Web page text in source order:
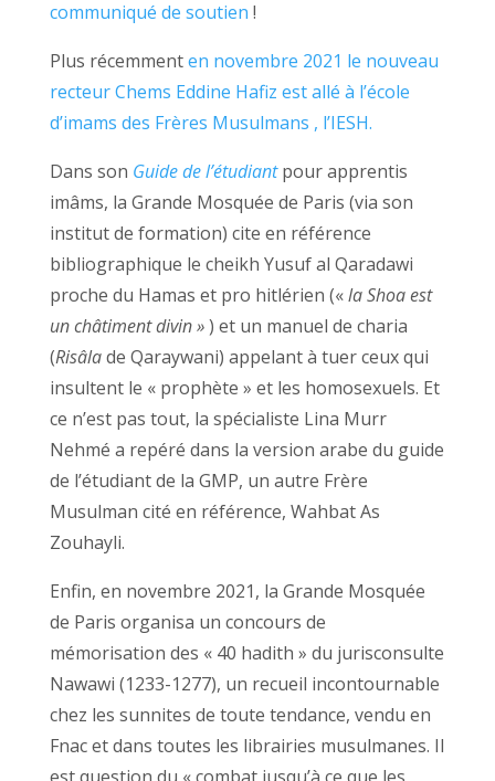
communiqué de soutien !
Plus récemmenten novembre 2021 le nouveau
recteur Chems Eddine Hafiz est allé à l’école
d’imams des Frères Musulmans , l’IESH.
Dans son Guide de l’étudiantpour apprentis
imâms, la Grande Mosquée de Paris (via son
institut de formation) cite en référence
bibliographique le cheikh Yusuf al Qaradawi
proche du Hamas et pro hitlérien («la Shoa est
un châtiment divin ») et un manuel de charia
(Risâlade Qaraywani) appelant à tuer ceux qui
insultent le « prophète » et les homosexuels. Et
ce n’est pas tout, la spécialiste Lina Murr
Nehmé a repéré dans la version arabe du guide
de l’étudiant de la GMP, un autre Frère
Musulman cité en référence, Wahbat As
Zouhayli.
Enfin, en novembre 2021, la Grande Mosquée
de Paris organisa un concours de
mémorisation des « 40 hadith » du jurisconsulte
Nawawi (1233-1277), un recueil incontournable
chez les sunnites de toute tendance, vendu en
Fnac et dans toutes les librairies musulmanes. Il